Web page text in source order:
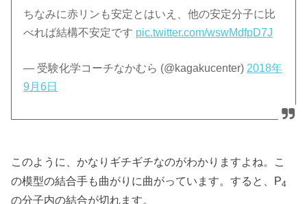
ちなみに赤リンも安定とはいえ、他の安定分子に比
べれば結構不安定です pic.twitter.com/wswMdfpD7J
— 受験化学コーチなかむら (@kagakucenter)2018年
9月6日
このように、かなりギチギチなのがわかりますよね。こ
の模型の結合手も曲がりに曲がっています。すると、P4
の分子内の結合が切れます。